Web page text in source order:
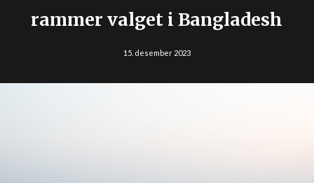
rammer valget i Bangladesh
15. desember 2023